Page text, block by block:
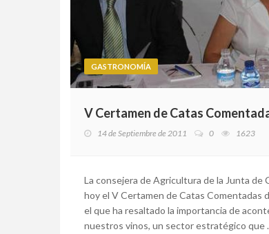
GASTRONOMÍA
V Certamen de Catas
14 de Septiembre de 2011 0 1623
La consejera de Agricultura de la Junta de
hoy el V Certamen de Catas Comentadas
el que ha resaltado la importancia de
nuestros vinos, un sector estratégico que